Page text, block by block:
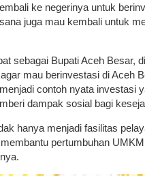
ke negerinya untuk
juga mau kembali untuk
sebagai Bupati Aceh Besar,
mau berinvestasi di Aceh
contoh nyata investasi
dampak sosial bagi
hanya menjadi fasilitas
pertumbuhan